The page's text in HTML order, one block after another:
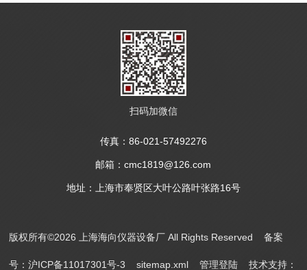
扫码加微信
传真：86-021-57492276
邮箱：cmc1819@126.com
地址：上海市奉贤区大叶公路叶张路16号
版权所有©2026 上海海向仪器设备厂 All Rights Reserved备案
号：沪ICP备11017301号-3 sitemap.xml 管理登陆 技术支持：